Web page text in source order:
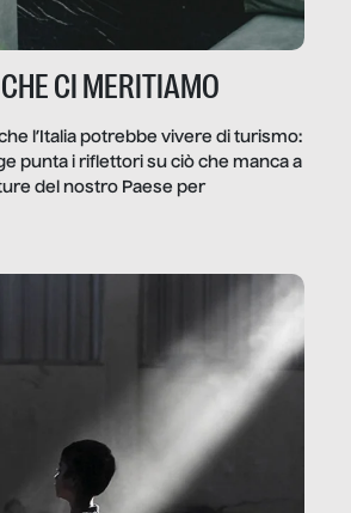
CI MERITIAMO
l’Italia potrebbe vivere di turismo:
punta i riflettori su ciò che manca a
del nostro Paese per